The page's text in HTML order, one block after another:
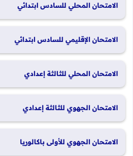
الامتحان المحلي للسادس ابتدائي
الامتحان الإقليمي للسادس ابتدائي
الامتحان المحلي للثالثة إعدادي
الامتحان الجهوي للثالثة إعدادي
الامتحان الجهوي للأولى باكالوريا